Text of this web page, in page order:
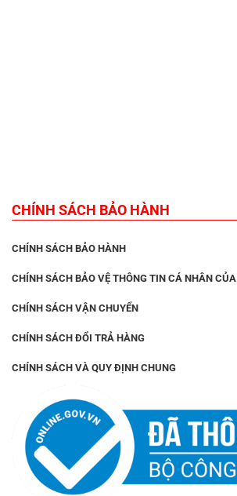
CHÍNH SÁCH BẢO HÀNH
CHÍNH SÁCH BẢO HÀNH
CHÍNH SÁCH BẢO VỆ THÔNG TIN CÁ NHÂN
CHÍNH SÁCH VẬN CHUYỂN
CHÍNH SÁCH ĐỔI TRẢ HÀNG
CHÍNH SÁCH VÀ QUY ĐỊNH CHUNG